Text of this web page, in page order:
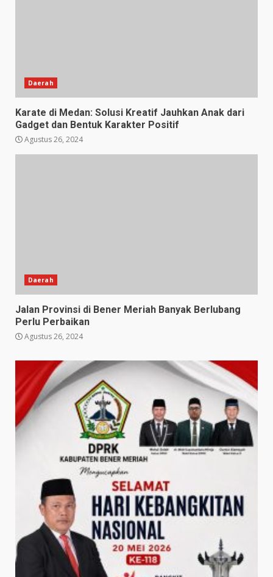
Daerah
Karate di Medan: Solusi Kreatif Jauhkan Anak dari
Gadget dan Bentuk Karakter Positif
Agustus 26, 2024
Daerah
Jalan Provinsi di Bener Meriah Banyak Berlubang
Perlu Perbaikan
Agustus 26, 2024